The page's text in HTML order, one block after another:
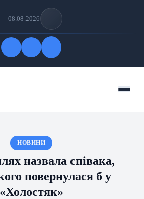
08.08.2026
Menu
НОВИНИ
назвала співака,
повернулася б у
«Холостяк»